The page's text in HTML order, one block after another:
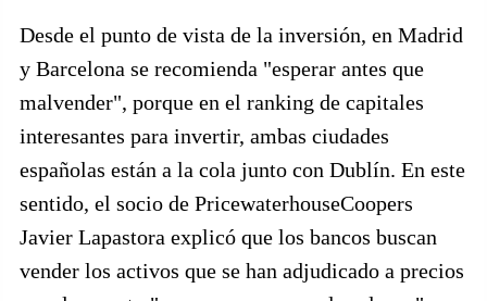
Desde el punto de vista de la inversión, en Madrid
y Barcelona se recomienda "esperar antes que
malvender", porque en el ranking de capitales
interesantes para invertir, ambas ciudades
españolas están a la cola junto con Dublín. En este
sentido, el socio de PricewaterhouseCoopers
Javier Lapastora explicó que los bancos buscan
vender los activos que se han adjudicado a precios